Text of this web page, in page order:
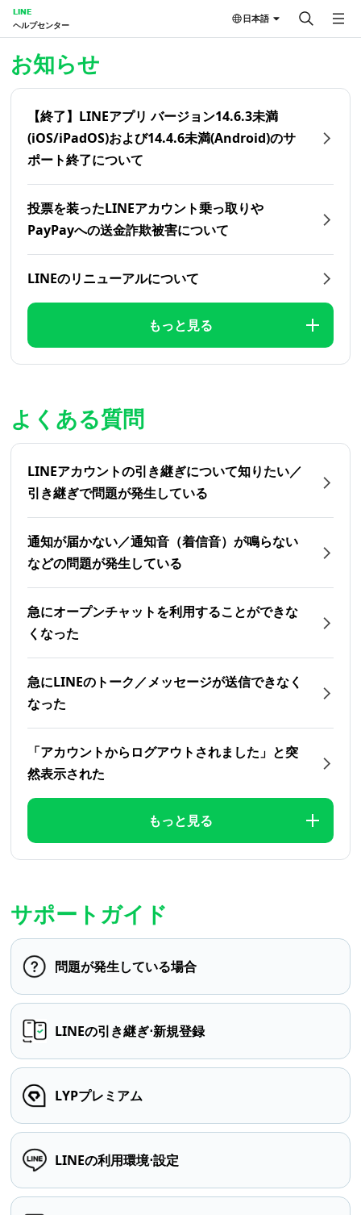
LINE
ヘルプセンター
日本語
お知らせ
【終了】LINEアプリ バージョン14.6.3未満
(iOS/iPadOS)および14.4.6未満(Android)のサ
ポート終了について
投票を装ったLINEアカウント乗っ取りや
PayPayへの送金詐欺被害について
LINEのリニューアルについて
もっと見る
よくある質問
LINEアカウントの引き継ぎについて知りたい／
引き継ぎで問題が発生している
通知が届かない／通知音（着信音）が鳴らない
などの問題が発生している
急にオープンチャットを利用することができな
くなった
急にLINEのトーク／メッセージが送信できなく
なった
「アカウントからログアウトされました」と突
然表示された
もっと見る
サポートガイド
問題が発生している場合
LINEの引き継ぎ⋅新規登録
LYPプレミアム
LINEの利用環境⋅設定